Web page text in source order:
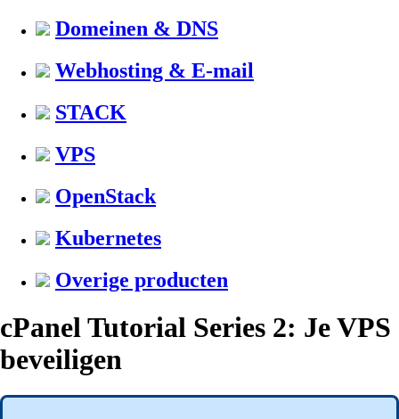
Domeinen & DNS
Webhosting & E-mail
STACK
VPS
OpenStack
Kubernetes
Overige producten
cPanel Tutorial Series 2: Je VPS
beveiligen